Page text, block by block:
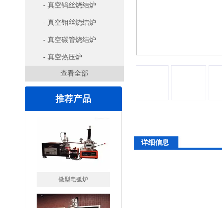
- 真空钨丝烧结炉
- 真空钼丝烧结炉
- 真空碳管烧结炉
- 真空热压炉
查看全部
推荐产品
微型电弧炉
详细信息